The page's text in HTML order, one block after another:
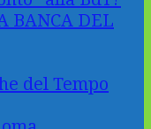
BANCA DEL
del Tempo